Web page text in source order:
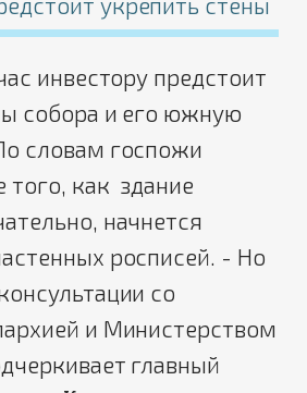
инвестору предстоит
собора и его южную
словам госпожи
того, как здание
начнется
росписей. - Но
со
и Министерством
главный